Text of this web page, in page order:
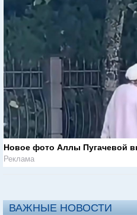
Новое фото Аллы Пугачевой
Реклама
ВАЖНЫЕ НОВОСТИ